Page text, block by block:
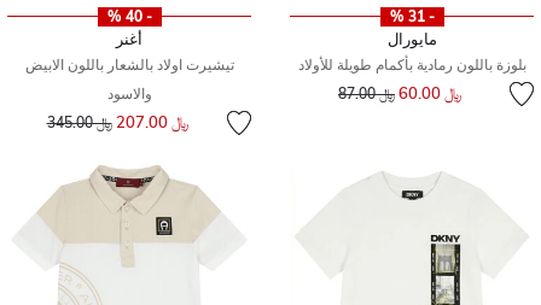
- 31 %
مايورال
بلوزة باللون رمادية بأكمام طويلة للأولاد
﷼ 60.00 سعر مخفض من﷼ 87.00
- 40 %
أغنر
تيشيرت اولاد بالشعار باللون الابيض
والاسود
﷼ 207.00 سعر مخفض من
﷼ 345.00 إلى